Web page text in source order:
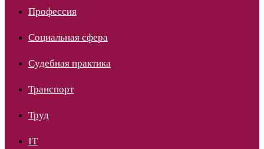
Профессия
Социальная сфера
Судебная практика
Транспорт
Труд
IT